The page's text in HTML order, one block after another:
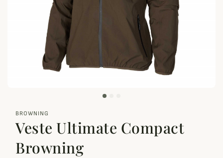
BROWNING
Veste Ultimate Compact
Browning